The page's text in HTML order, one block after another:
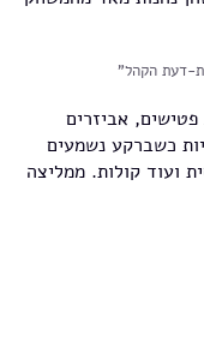
דעת הקהל"
אביזרים
כשברקע נשמעים
ועוד קולות. ממליצה